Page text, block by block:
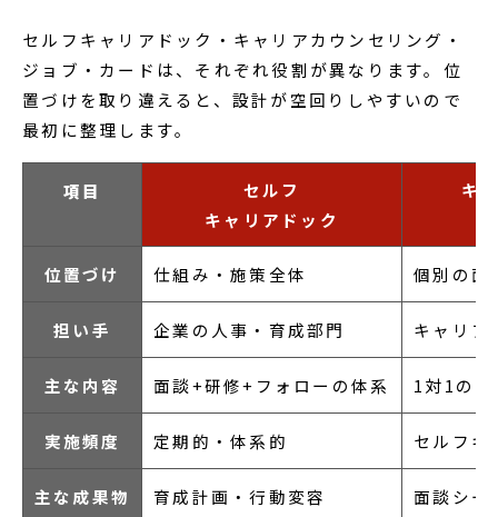
セルフキャリアドック・キャリアカウンセリング・
ジョブ・カードは、それぞれ役割が異なります。位
置づけを取り違えると、設計が空回りしやすいので
最初に整理します。
項目
セルフ
キャリアドック
キ
位置づけ 仕組み・施策全体 個別の面
担い手 企業の人事・育成部門 キャリア
主な内容 面談+研修+フォローの体系 1対1の
実施頻度 定期的・体系的 セルフキ
主な成果物 育成計画・行動変容 面談シー